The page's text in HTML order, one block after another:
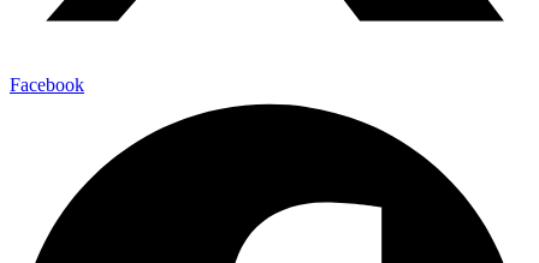
Facebook